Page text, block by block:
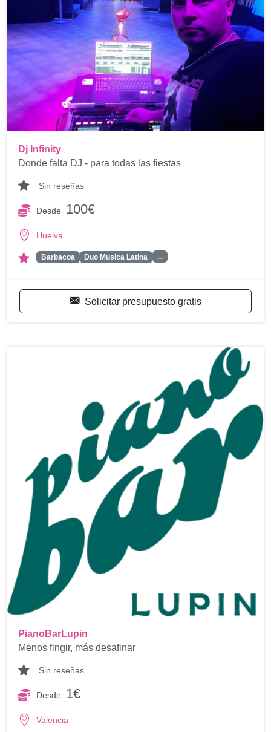
Dj Infinity
Donde falta DJ - para todas las fiestas
Sin reseñas
Desde 100€
Huelva
Barbacoa Duo Musica Latina ...
Solicitar presupuesto gratis
PianoBarLupin
Menos fingir, más desafinar
Sin reseñas
Desde 1€
Valencia